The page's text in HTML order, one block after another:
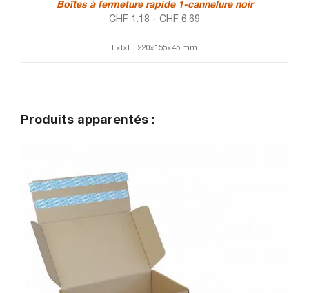
Boîtes à fermeture rapide 1-cannelure noir
CHF 1.18 - CHF 6.69
L×l×H: 220×155×45 mm
Produits apparentés :